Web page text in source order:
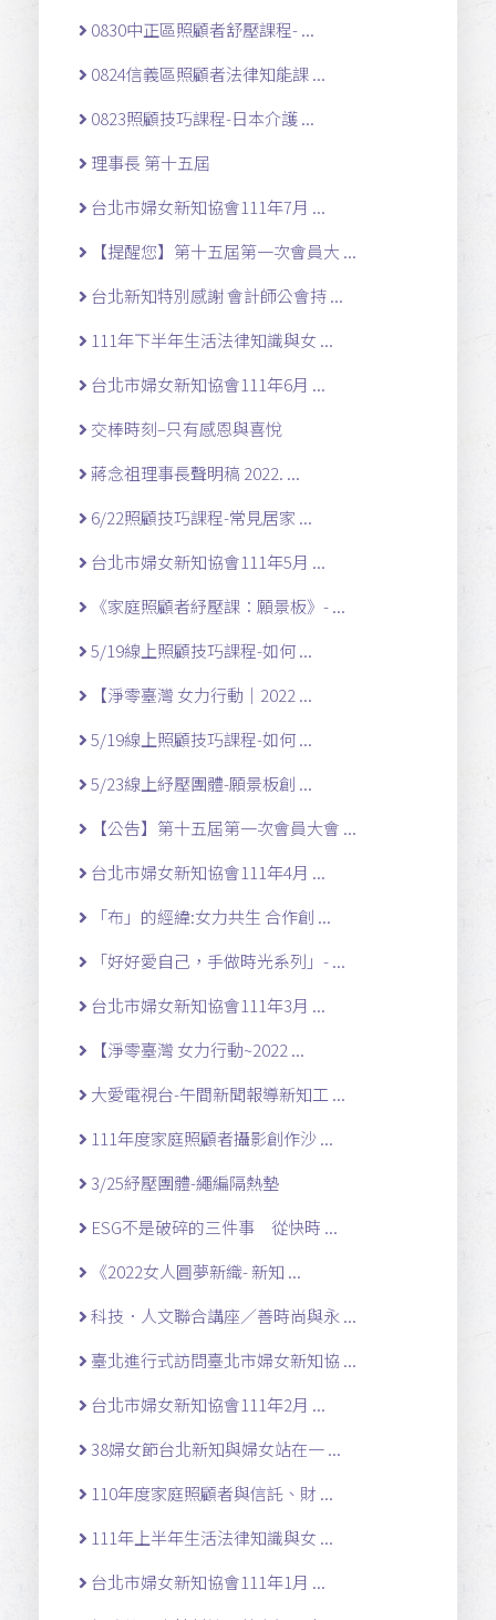
0830中正區照顧者舒壓課程- ...
0824信義區照顧者法律知能課 ...
0823照顧技巧課程-日本介護 ...
理事長 第十五屆
台北市婦女新知協會111年7月 ...
【提醒您】第十五屆第一次會員大 ...
台北新知特別感謝 會計師公會持 ...
111年下半年生活法律知識與女 ...
台北市婦女新知協會111年6月 ...
交棒時刻–只有感恩與喜悅
蔣念祖理事長聲明稿 2022. ...
6/22照顧技巧課程-常見居家 ...
台北市婦女新知協會111年5月 ...
《家庭照顧者紓壓課：願景板》- ...
5/19線上照顧技巧課程-如何 ...
【淨零臺灣 女力行動｜2022 ...
5/19線上照顧技巧課程-如何 ...
5/23線上紓壓團體-願景板創 ...
【公告】第十五屆第一次會員大會 ...
台北市婦女新知協會111年4月 ...
「布」的經緯:女力共生 合作創 ...
「好好愛自己，手做時光系列」- ...
台北市婦女新知協會111年3月 ...
【淨零臺灣 女力行動~2022 ...
大愛電視台-午間新聞報導新知工 ...
111年度家庭照顧者攝影創作沙 ...
3/25紓壓團體-繩編隔熱墊
ESG不是破碎的三件事 從快時 ...
《2022女人圓夢新織- 新知 ...
科技．人文聯合講座／善時尚與永 ...
臺北進行式訪問臺北市婦女新知協 ...
台北市婦女新知協會111年2月 ...
38婦女節台北新知與婦女站在一 ...
110年度家庭照顧者與信託、財 ...
111年上半年生活法律知識與女 ...
台北市婦女新知協會111年1月 ...